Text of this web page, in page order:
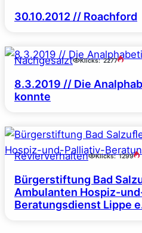
30.10.2012 // Roachford
Nachgesalzt Klicks: 2277
8.3.2019 // Die
konnte
Revierverhalten Klicks: 1299
Bürgerstiftung Bad
Ambulanten Hospiz-
Beratungsdienst Lippe